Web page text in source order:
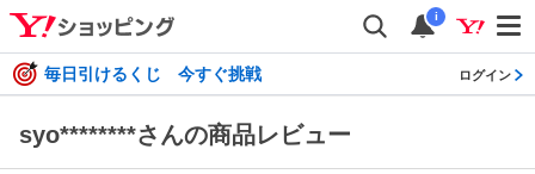
i
毎日引けるくじ 今すぐ挑戦 ログイン
syo********さんの商品レビュー